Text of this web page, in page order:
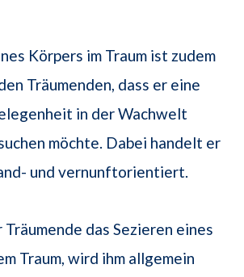
Körpers im Traum ist zudem
Träumenden, dass er eine
in der Wachwelt
möchte. Dabei handelt er
und vernunftorientiert.
das Sezieren eines
Traum, wird ihm allgemein